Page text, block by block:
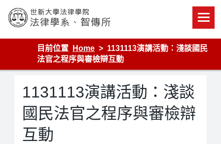
content
世新大學法律學院-法律學系-智慧財產暨科技法律研究所
目前位置
Home
1131113演講活動：淺談國民
法官之程序與審檢辯互動
1131113演講活動：淺談
國民法官之程序與審檢辯
互動